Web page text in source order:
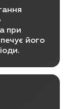
при
його